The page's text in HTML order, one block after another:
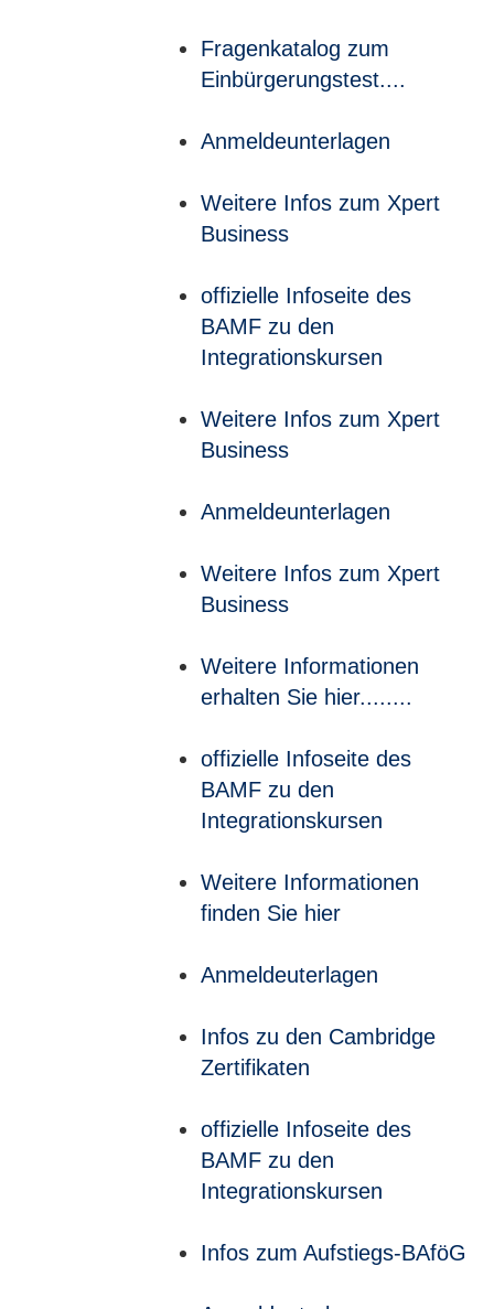
Fragenkatalog zum
Einbürgerungstest....
Anmeldeunterlagen
Weitere Infos zum Xpert
Business
offizielle Infoseite des
BAMF zu den
Integrationskursen
Weitere Infos zum Xpert
Business
Anmeldeunterlagen
Weitere Infos zum Xpert
Business
Weitere Informationen
erhalten Sie hier........
offizielle Infoseite des
BAMF zu den
Integrationskursen
Weitere Informationen
finden Sie hier
Anmeldeuterlagen
Infos zu den Cambridge
Zertifikaten
offizielle Infoseite des
BAMF zu den
Integrationskursen
Infos zum Aufstiegs-BAföG